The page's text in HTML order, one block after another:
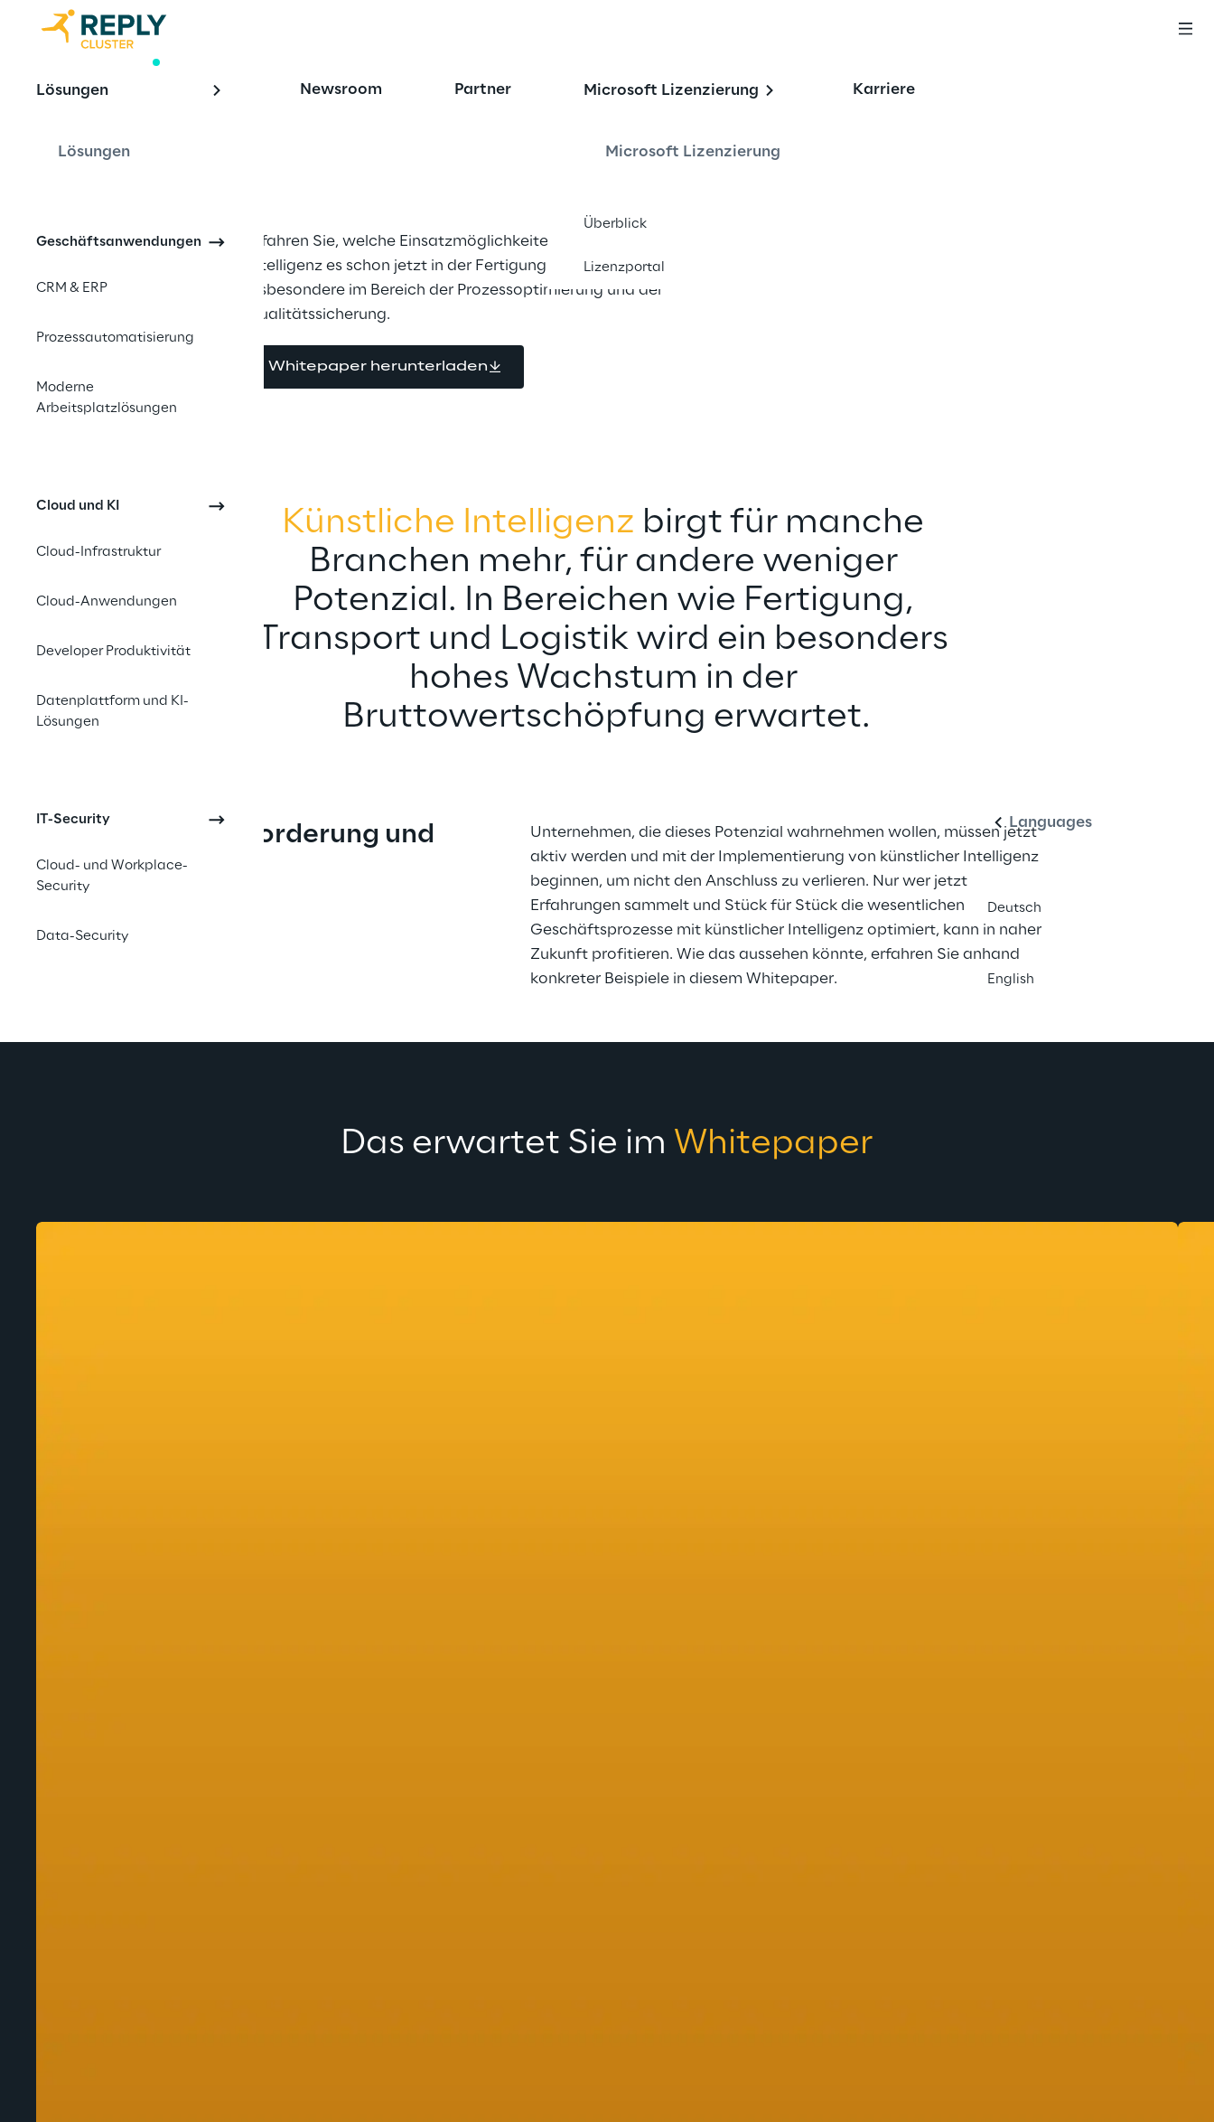
Lösungen
Lösungen
Geschäftsanwendungen
CRM & ERP
Prozessautomatisierung
Moderne
Arbeitsplatzlösungen
Cloud und KI
Cloud-Infrastruktur
Cloud-Anwendungen
Developer Produktivität
Datenplattform und KI-
Lösungen
IT-Security
Cloud- und Workplace-
Security
Data-Security
Newsroom Partner Microsoft Lizenzierung
Microsoft Lizenzierung
Überblick
Lizenzportal
Karriere
Languages
Deutsch
English
Prozesse in der Fertigung und
Erfahren Sie, welche Einsatzmöglichkeiten für künstliche
Intelligenz es schon jetzt in der Fertigung gibt,
insbesondere im Bereich der Prozessoptimierung und der
Qualitätssicherung.
Whitepaper herunterladen
Künstliche Intelligenz birgt für manche
Branchen mehr, für andere weniger
Potenzial. In Bereichen wie Fertigung,
Transport und Logistik wird ein besonders
hohes Wachstum in der
Bruttowertschöpfung erwartet.
Herausforderung und
Chance
Unternehmen, die dieses Potenzial wahrnehmen wollen, müssen jetzt
aktiv werden und mit der Implementierung von künstlicher Intelligenz
beginnen, um nicht den Anschluss zu verlieren. Nur wer jetzt
Erfahrungen sammelt und Stück für Stück die wesentlichen
Geschäftsprozesse mit künstlicher Intelligenz optimiert, kann in naher
Zukunft profitieren. Wie das aussehen könnte, erfahren Sie anhand
konkreter Beispiele in diesem Whitepaper.
Das erwartet Sie im Whitepaper